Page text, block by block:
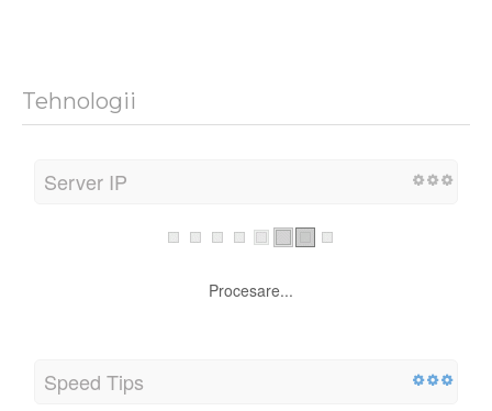
Tehnologii
Server IP
Procesare...
Speed Tips